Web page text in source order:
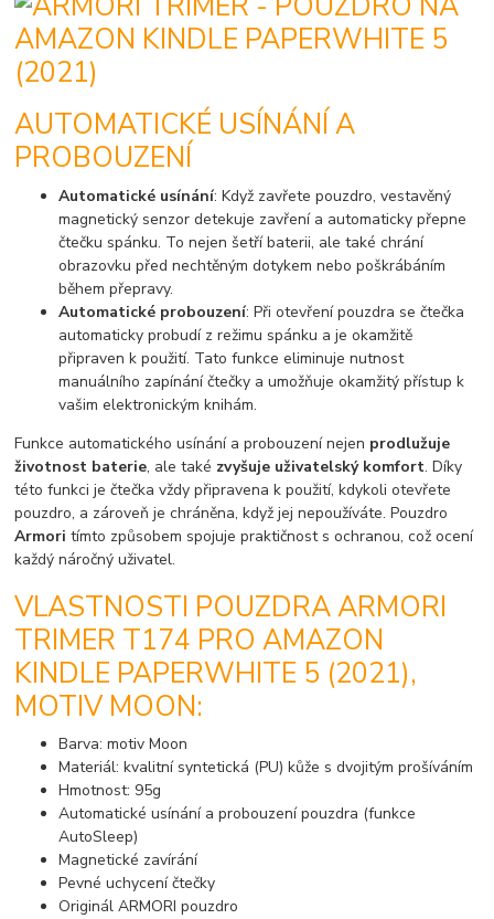
AUTOMATICKÉ USÍNÁNÍ A
PROBOUZENÍ
Automatické usínání: Když zavřete pouzdro, vestavěný
magnetický senzor detekuje zavření a automaticky přepne
čtečku spánku. To nejen šetří baterii, ale také chrání
obrazovku před nechtěným dotykem nebo poškrábáním
během přepravy.
Automatické probouzení: Při otevření pouzdra se čtečka
automaticky probudí z režimu spánku a je okamžitě
připraven k použití. Tato funkce eliminuje nutnost
manuálního zapínání čtečky a umožňuje okamžitý přístup k
vašim elektronickým knihám.
Funkce automatického usínání a probouzení nejen prodlužuje
životnost baterie, ale také zvyšuje uživatelský komfort. Díky
této funkci je čtečka vždy připravena k použití, kdykoli otevřete
pouzdro, a zároveň je chráněna, když jej nepoužíváte. Pouzdro
Armoritímto způsobem spojuje praktičnost s ochranou, což ocení
každý náročný uživatel.
VLASTNOSTI POUZDRA ARMORI
TRIMER T174 PRO AMAZON
KINDLE PAPERWHITE 5 (2021),
MOTIV MOON:
Barva: motiv Moon
Materiál: kvalitní syntetická (PU) kůže s dvojitým prošíváním
Hmotnost: 95g
Automatické usínání a probouzení pouzdra (funkce
AutoSleep)
Magnetické zavírání
Pevné uchycení čtečky
Originál ARMORI pouzdro